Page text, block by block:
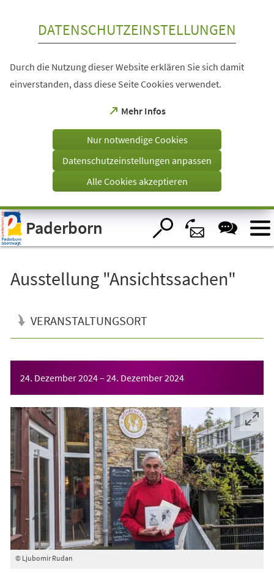
Visuelle
Assistenzsoftware
öffnen.
DATENSCHUTZEINSTELLUNGEN
Durch die Nutzung dieser Website erklären Sie sich damit
einverstanden, dass diese Seite Cookies verwendet.
Mehr Infos
(Öffnet
einem
Tab)
Nur notwendige Cookies
Datenschutzeinstellungen anpassen
Alle Cookies akzeptieren
Paderborn
Ausstellung "Ansichtssachen"
VERANSTALTUNGSORT
24. Dezember 2024– 24. Dezember 2024
© Ljubomir Rudan